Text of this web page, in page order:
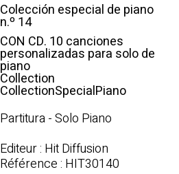
Colección especial de piano
n.º 14
CON CD. 10 canciones
personalizadas para solo de
piano
Collection
CollectionSpecialPiano
Partitura - Solo Piano
Editeur : Hit Diffusion
Référence : HIT30140